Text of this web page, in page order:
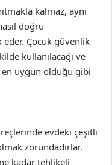
kalmaz, aynı
doğru
eder. Çocuk güvenlik
kullanılacağı ve
uygun olduğu gibi
evdeki çeşitli
zorundadırlar.
kadar tehlikeli